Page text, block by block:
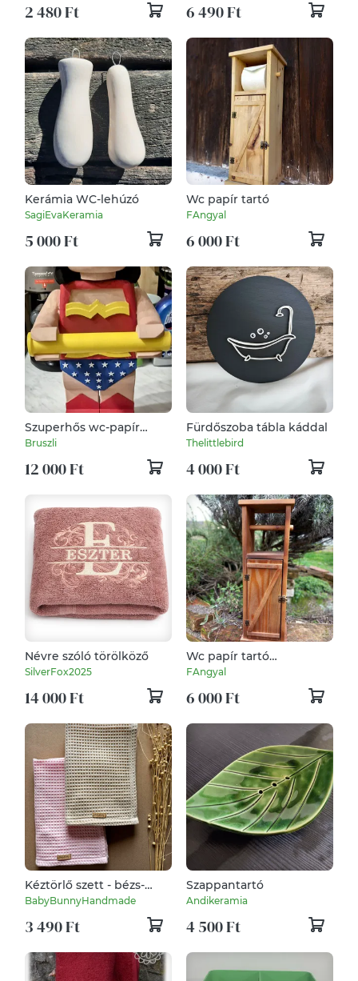
2 480 Ft 6 490 Ft
Kerámia WC-lehúzó
SagiEvaKeramia
5 000 Ft
Wc papír tartó
FAngyal
6 000 Ft
Szuperhős wc-papír
tartó.
Bruszli
12 000 Ft
Fürdőszoba tábla káddal
Thelittlebird
4 000 Ft
Névre szóló törölköző
SilverFox2025
14 000 Ft
Wc papír tartó
gesztenyebarna színben
FAngyal
6 000 Ft
Kéztörlő szett - bézs-
rózsaszín
BabyBunnyHandmade
3 490 Ft
Szappantartó
Andikeramia
4 500 Ft